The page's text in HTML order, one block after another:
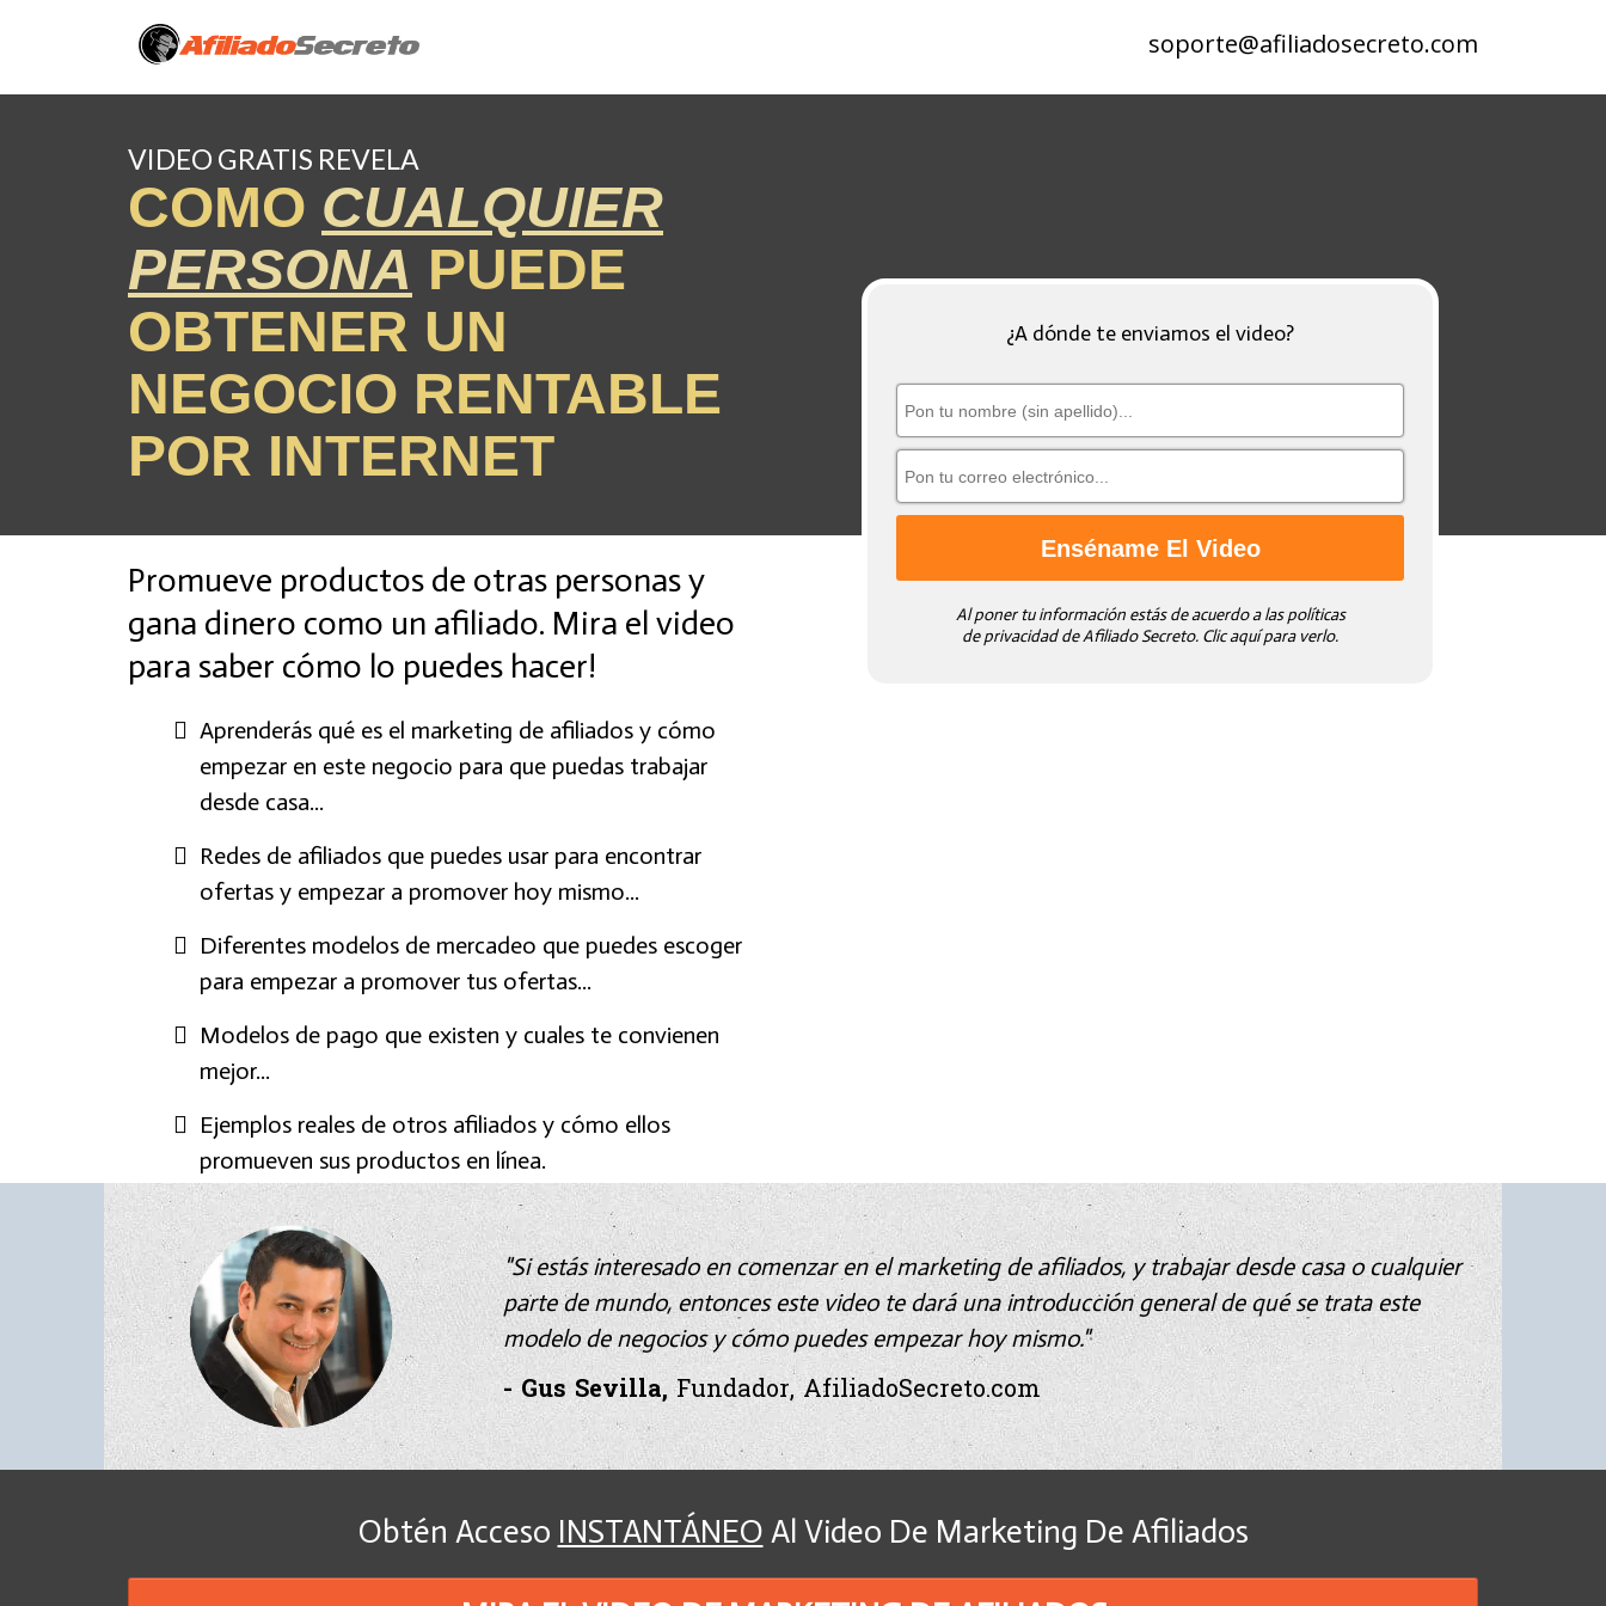
soporte@afiliadosecreto.com
VIDEO GRATIS REVELA
COMO CUALQUIER
PERSONA PUEDE
OBTENER UN
NEGOCIO RENTABLE
POR INTERNET
¿A dónde te enviamos el video?
Enséname El Video
Al poner tu información estás de acuerdo a las políticas
de privacidad de Afiliado Secreto. Clic aquí para verlo.
Promueve productos de otras personas y
gana dinero como un afiliado. Mira el video
para saber cómo lo puedes hacer!
Aprenderás qué es el marketing de afiliados y cómo
empezar en este negocio para que puedas trabajar
desde casa...
Redes de afiliados que puedes usar para encontrar
ofertas y empezar a promover hoy mismo...
Diferentes modelos de mercadeo que puedes escoger
para empezar a promover tus ofertas...
Modelos de pago que existen y cuales te convienen
mejor...
Ejemplos reales de otros afiliados y cómo ellos
promueven sus productos en línea.
"Si estás interesado en comenzar en el marketing de afiliados, y trabajar desde casa o cualquier
parte de mundo, entonces este video te dará una introducción general de qué se trata este
modelo de negocios y cómo puedes empezar hoy mismo."
- Gus Sevilla,Fundador, AfiliadoSecreto.com
Obtén Acceso INSTANTÁNEO Al Video De Marketing De Afiliados